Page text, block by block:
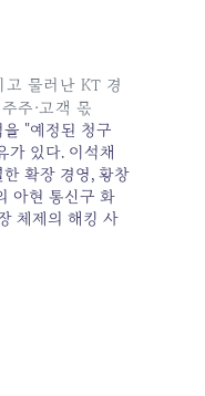
물러난 KT 경
주·고객 몫
"예정된 청구
가 있다. 이석채
확장 경영, 황창
아현 통신구 화
체제의 해킹 사
사: [기자수첩]
경영진…해킹 청